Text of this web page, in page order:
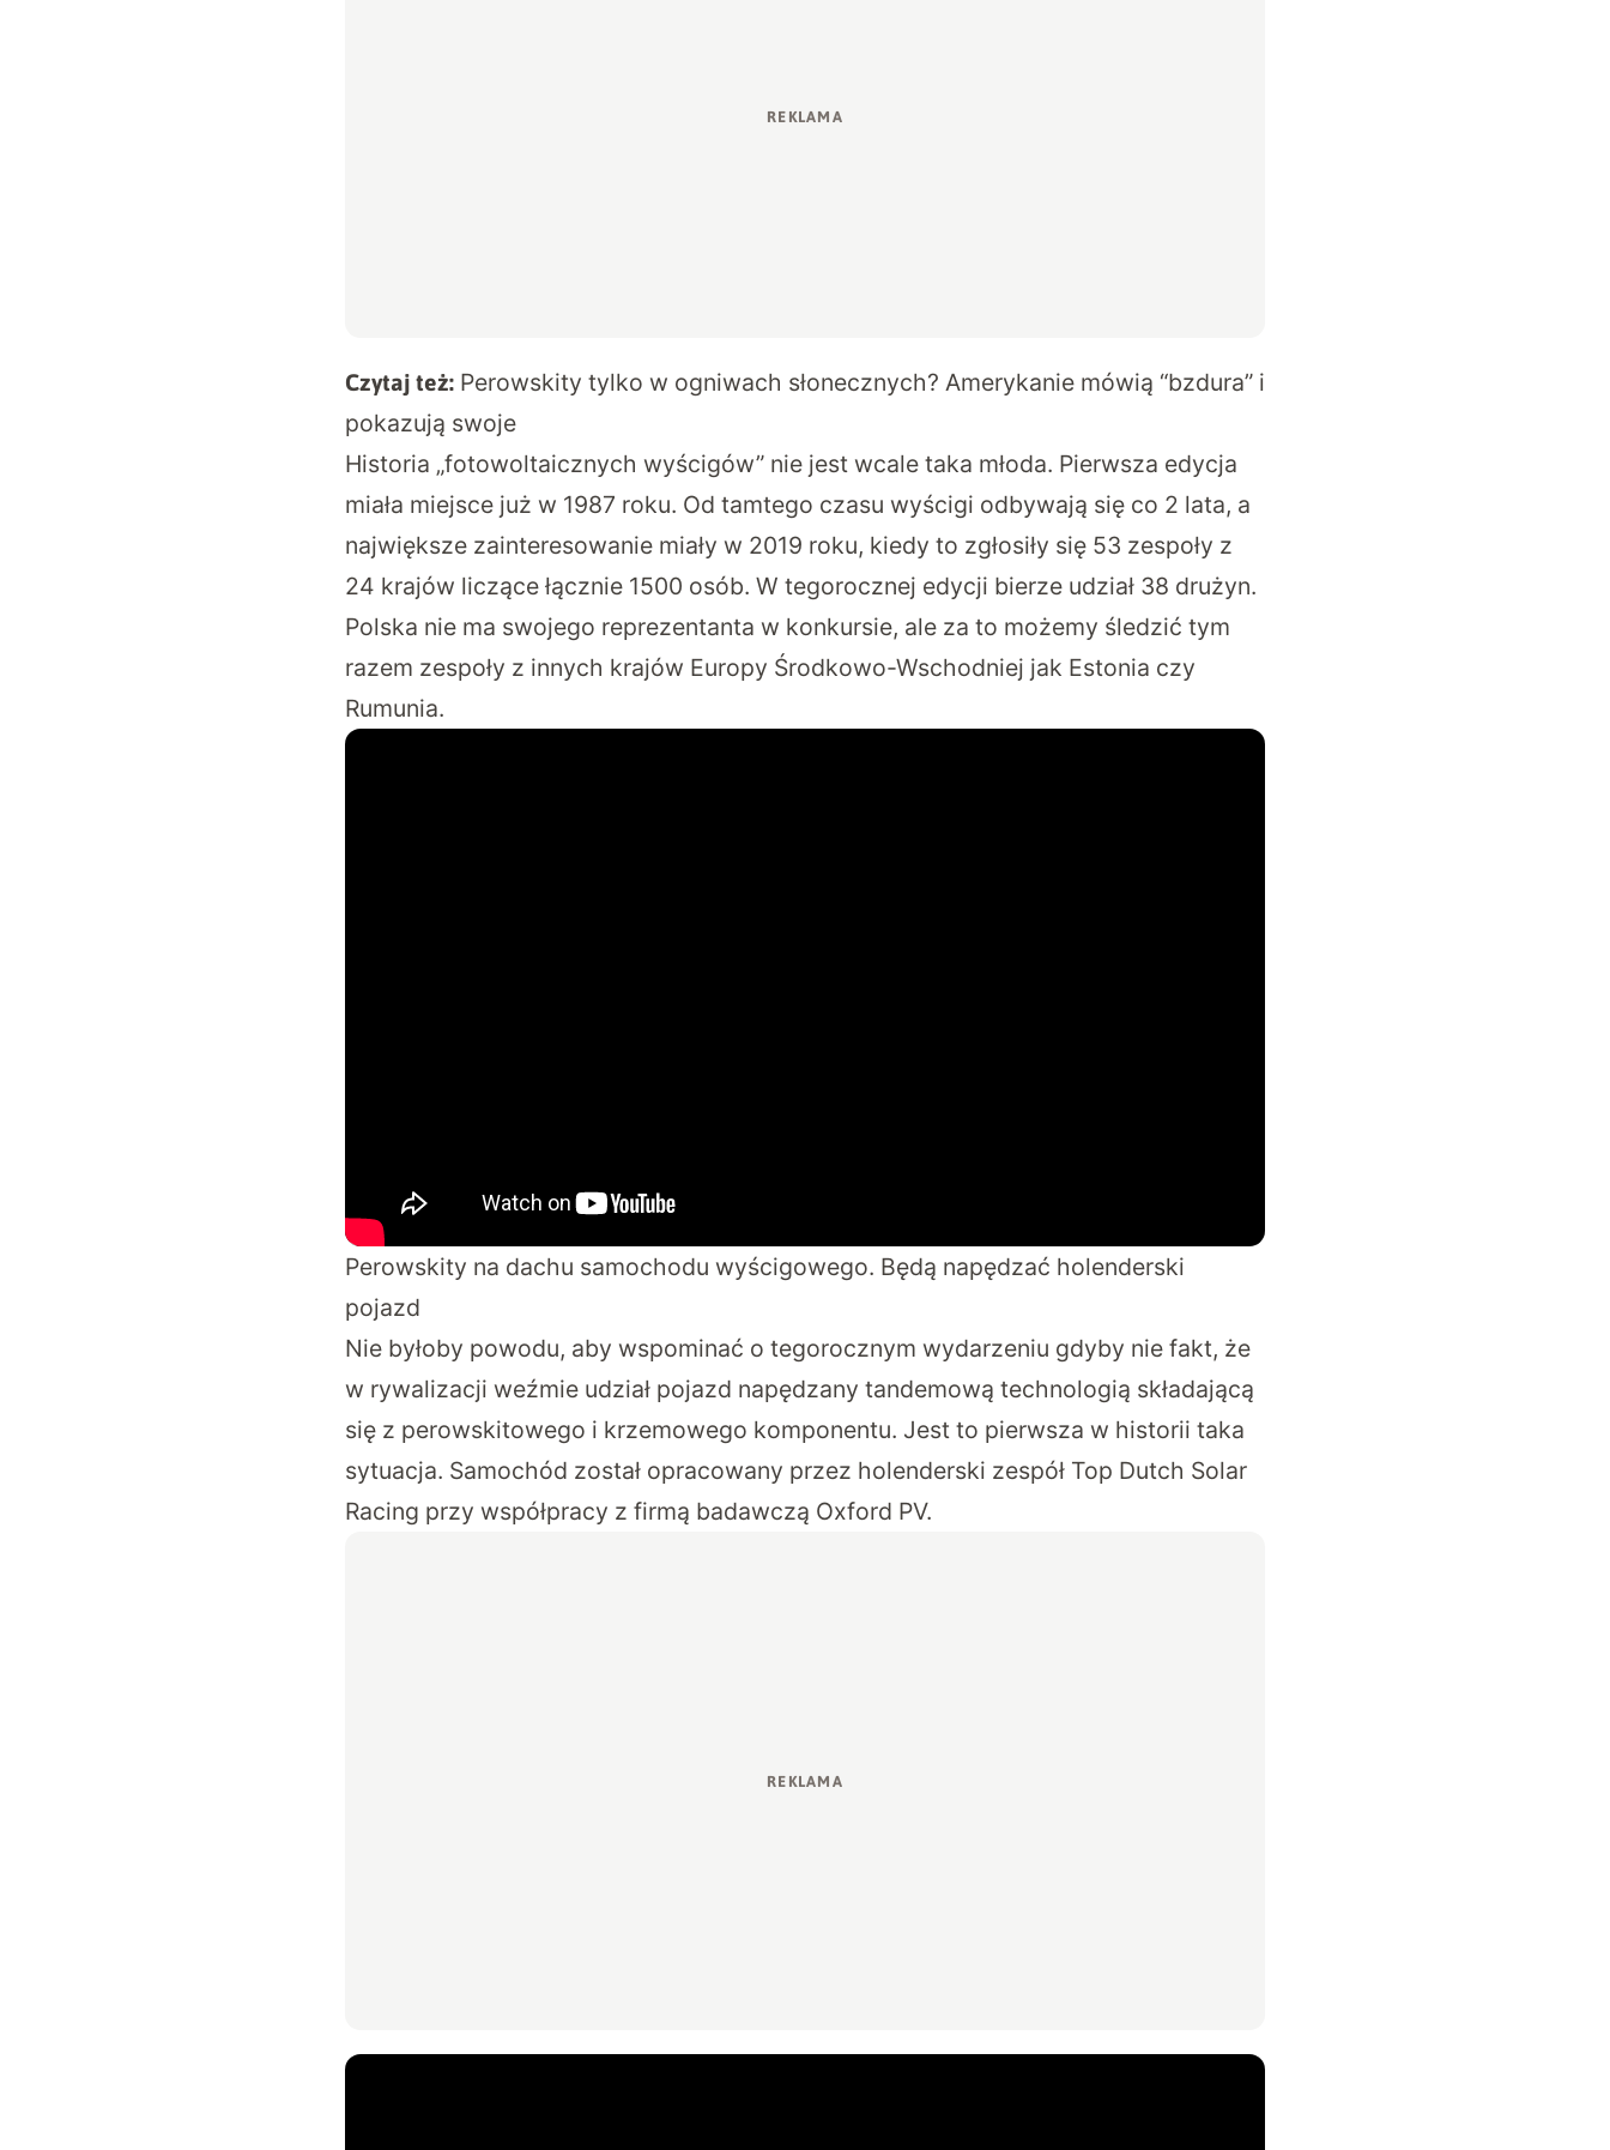
Czytaj też: Perowskity tylko w ogniwach słonecznych? Amerykanie mówią “bzdura” i
pokazują swoje
Historia „fotowoltaicznych wyścigów” nie jest wcale taka młoda. Pierwsza edycja
miała miejsce już w 1987 roku. Od tamtego czasu wyścigi odbywają się co 2 lata, a
największe zainteresowanie miały w 2019 roku, kiedy to zgłosiły się 53 zespoły z
24 krajów liczące łącznie 1500 osób. W tegorocznej edycji bierze udział 38 drużyn.
Polska nie ma swojego reprezentanta w konkursie, ale za to możemy śledzić tym
razem zespoły z innych krajów Europy Środkowo-Wschodniej jak Estonia czy
Rumunia.
Perowskity na dachu samochodu wyścigowego. Będą napędzać holenderski
pojazd
Nie byłoby powodu, aby wspominać o tegorocznym wydarzeniu gdyby nie fakt, że
w rywalizacji weźmie udział pojazd napędzany tandemową technologią składającą
się z perowskitowego i krzemowego komponentu. Jest to pierwsza w historii taka
sytuacja. Samochód został opracowany przez holenderski zespół Top Dutch Solar
Racing przy współpracy z firmą badawczą Oxford PV.